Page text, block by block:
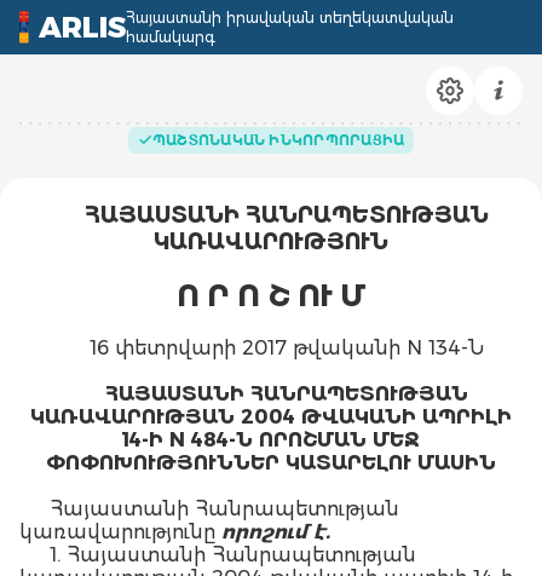
ARLISՀայաստանի իրավական տեղեկատվական
համակարգ
ՊԱՇՏՈՆԱԿԱՆ ԻՆԿՈՐՊՈՐԱՑԻԱ
ՀԱՅԱՍՏԱՆԻ ՀԱՆՐԱՊԵՏՈՒԹՅԱՆ
ԿԱՌԱՎԱՐՈՒԹՅՈՒՆ
Ո Ր Ո Շ ՈՒ Մ
16 փետրվարի 2017 թվականի N 134-Ն
ՀԱՅԱՍՏԱՆԻ ՀԱՆՐԱՊԵՏՈՒԹՅԱՆ
ԿԱՌԱՎԱՐՈՒԹՅԱՆ 2004 ԹՎԱԿԱՆԻ ԱՊՐԻԼԻ
14-Ի N 484-Ն ՈՐՈՇՄԱՆ ՄԵՋ
ՓՈՓՈԽՈՒԹՅՈՒՆՆԵՐ ԿԱՏԱՐԵԼՈՒ ՄԱՍԻՆ
Հայաստանի Հանրապետության
կառավարությունը որոշում է.
1. Հայաստանի Հանրապետության